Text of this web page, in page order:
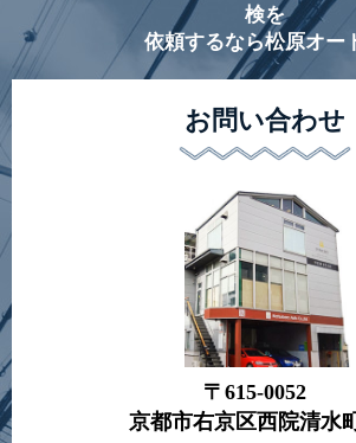
検を
依頼するなら松原オー
お問い合わせ
〒615-0052
京都市右京区西院清水